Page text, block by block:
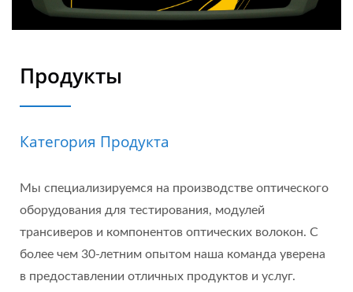
Продукты
Категория Продукта
Мы специализируемся на производстве оптического
оборудования для тестирования, модулей
трансиверов и компонентов оптических волокон. С
более чем 30-летним опытом наша команда уверена
в предоставлении отличных продуктов и услуг.